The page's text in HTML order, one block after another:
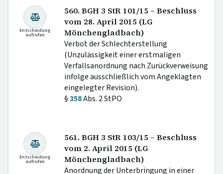
Entscheidung
aufrufen
560. BGH 3 StR 101/15 – Beschluss
vom 28. April 2015 (LG
Mönchengladbach)
Verbot der Schlechterstellung
(Unzulässigkeit einer erstmaligen
Verfallsanordnung nach Zurückverweisung
infolge ausschließlich vom Angeklagten
eingelegter Revision).
§358Abs. 2 StPO
Entscheidung
aufrufen
561. BGH 3 StR 103/15 – Beschluss
vom 2. April 2015 (LG
Mönchengladbach)
Anordnung der Unterbringung in einer